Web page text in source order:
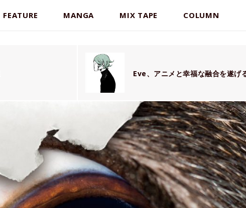
FEATURE MANGA MIX TAPE COLUMN
Eve、アニメと幸福な融合を遂げ